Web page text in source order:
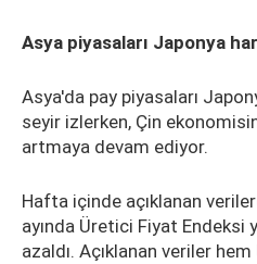
Asya piyasaları Japonya
Asya'da pay piyasaları
seyir izlerken, Çin
artmaya devam ediyor.
Hafta içinde açıklanan
ayında Üretici Fiyat Endeksi
azaldı. Açıklanan veriler